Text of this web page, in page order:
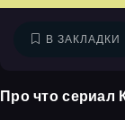
В ЗАКЛАДКИ
Про что сериал